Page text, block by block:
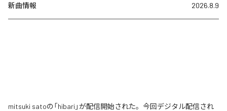
新曲情報 2026.8.9
mitsuki satoの「hibari」が配信開始された。今回デジタル配信され